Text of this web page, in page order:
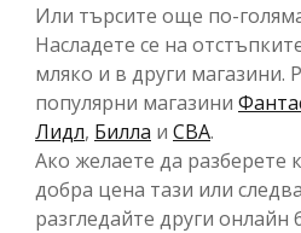
Или търсите още по-
Насладете се на
мляко и в други магазини.
популярни магазини
Лидл, Билла и CBA.
Ако желаете да разберете
добра цена тази или
разгледайте други онлайн